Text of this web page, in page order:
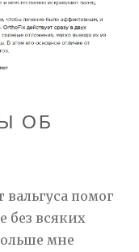
ОБ
помог
без всяких
мне